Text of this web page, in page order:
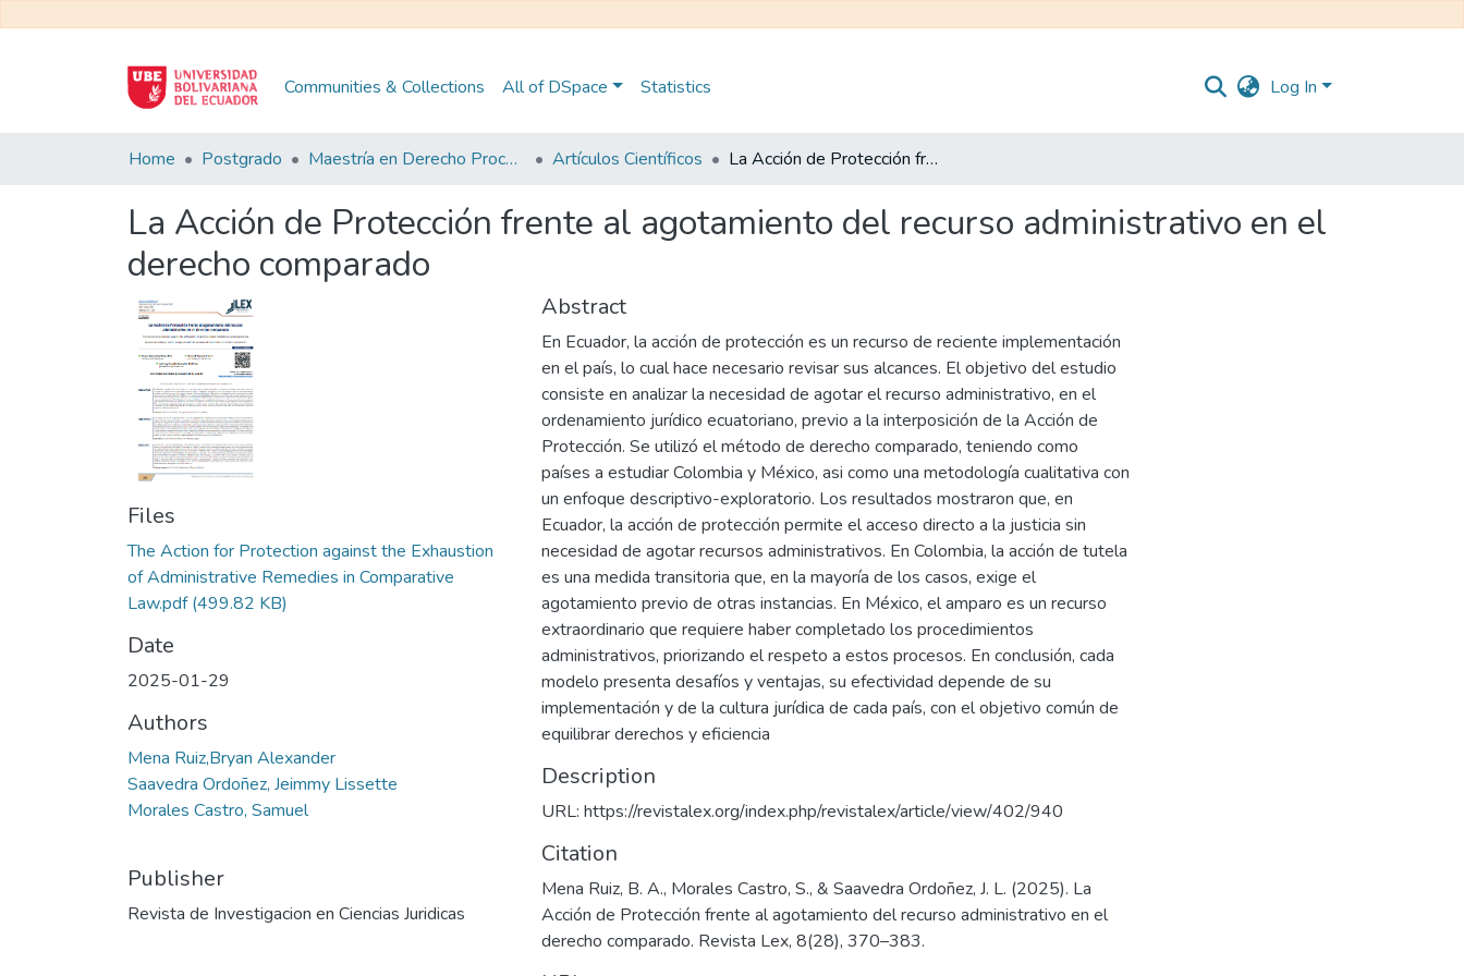
Communities & Collections All of DSpace Statistics Log In
Home Postgrado Maestría en Derecho Procesal Artículos Científicos La Acción de Protección frente al agotamiento del recurso administrativo en el derecho comparado
La Acción de Protección frente al agotamiento del recurso administrativo en el
derecho comparado
Files
The Action for Protection against the Exhaustion
of Administrative Remedies in Comparative
Law.pdf(499.82 KB)
Date
2025-01-29
Authors
Mena Ruiz,Bryan Alexander
Saavedra Ordoñez, Jeimmy Lissette
Morales Castro, Samuel
Publisher
Revista de Investigacion en Ciencias Juridicas
Abstract
En Ecuador, la acción de protección es un recurso de reciente implementación
en el país, lo cual hace necesario revisar sus alcances. El objetivo del estudio
consiste en analizar la necesidad de agotar el recurso administrativo, en el
ordenamiento jurídico ecuatoriano, previo a la interposición de la Acción de
Protección. Se utilizó el método de derecho comparado, teniendo como
países a estudiar Colombia y México, asi como una metodología cualitativa con
un enfoque descriptivo-exploratorio. Los resultados mostraron que, en
Ecuador, la acción de protección permite el acceso directo a la justicia sin
necesidad de agotar recursos administrativos. En Colombia, la acción de tutela
es una medida transitoria que, en la mayoría de los casos, exige el
agotamiento previo de otras instancias. En México, el amparo es un recurso
extraordinario que requiere haber completado los procedimientos
administrativos, priorizando el respeto a estos procesos. En conclusión, cada
modelo presenta desafíos y ventajas, su efectividad depende de su
implementación y de la cultura jurídica de cada país, con el objetivo común de
equilibrar derechos y eficiencia
Description
URL: https://revistalex.org/index.php/revistalex/article/view/402/940
Citation
Mena Ruiz, B. A., Morales Castro, S., & Saavedra Ordoñez, J. L. (2025). La
Acción de Protección frente al agotamiento del recurso administrativo en el
derecho comparado. Revista Lex, 8(28), 370–383.